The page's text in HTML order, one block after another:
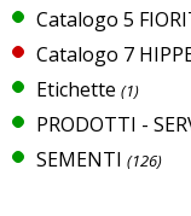
Catalogo 5
Catalogo 7
Etichette (1)
PRODOTTI -
SEMENTI (126)